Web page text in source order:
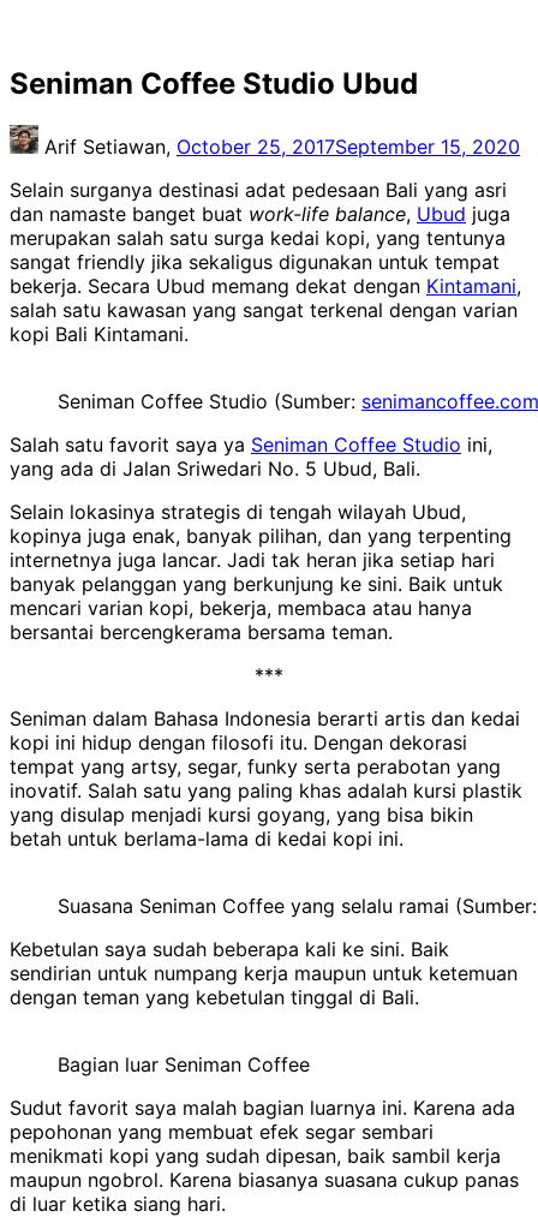
Seniman Coffee Studio Ubud
Arif Setiawan, October 25, 2017September 15, 2020
Selain surganya destinasi adat pedesaan Bali yang asri
dan namaste banget buat work-life balance, Ubud juga
merupakan salah satu surga kedai kopi, yang tentunya
sangat friendly jika sekaligus digunakan untuk tempat
bekerja. Secara Ubud memang dekat dengan Kintamani,
salah satu kawasan yang sangat terkenal dengan varian
kopi Bali Kintamani.
Seniman Coffee Studio (Sumber: senimancoffee.com
Salah satu favorit saya ya Seniman Coffee Studio ini,
yang ada di Jalan Sriwedari No. 5 Ubud, Bali.
Selain lokasinya strategis di tengah wilayah Ubud,
kopinya juga enak, banyak pilihan, dan yang terpenting
internetnya juga lancar. Jadi tak heran jika setiap hari
banyak pelanggan yang berkunjung ke sini. Baik untuk
mencari varian kopi, bekerja, membaca atau hanya
bersantai bercengkerama bersama teman.
***
Seniman dalam Bahasa Indonesia berarti artis dan kedai
kopi ini hidup dengan filosofi itu. Dengan dekorasi
tempat yang artsy, segar, funky serta perabotan yang
inovatif. Salah satu yang paling khas adalah kursi plastik
yang disulap menjadi kursi goyang, yang bisa bikin
betah untuk berlama-lama di kedai kopi ini.
Suasana Seniman Coffee yang selalu ramai
Kebetulan saya sudah beberapa kali ke sini. Baik
sendirian untuk numpang kerja maupun untuk ketemuan
dengan teman yang kebetulan tinggal di Bali.
Bagian luar Seniman Coffee
Sudut favorit saya malah bagian luarnya ini. Karena ada
pepohonan yang membuat efek segar sembari
menikmati kopi yang sudah dipesan, baik sambil kerja
maupun ngobrol. Karena biasanya suasana cukup panas
di luar ketika siang hari.